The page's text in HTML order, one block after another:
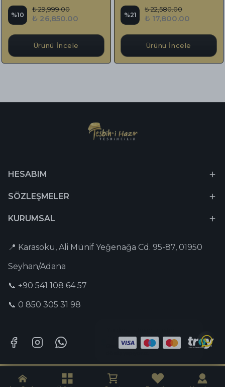
%10
₺ 29,999.00
₺ 26,850.00
Ürünü İncele
%21
₺ 22,580.00
₺ 17,800.00
Ürünü İncele
HESABIM
SÖZLEŞMELER
KURUMSAL
📍 Karasoku, Ali Münif Yeğenağa Cd. 95-87, 01950
Seyhan/Adana
📞 +90 541 108 64 57
📞 0 850 305 31 98
Tesbih-i Hazır © 2026 Tüm Hakları Saklıdır. | Captain Digital •Dijital